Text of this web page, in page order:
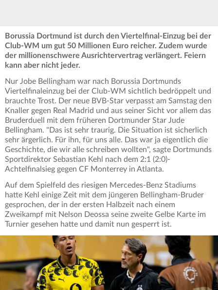
Borussia Dortmund ist durch den Viertelfinal-Einzug bei der
Club-WM um gut 50 Millionen Euro reicher. Zudem wurde
der millionenschwere Ausrichtervertrag verlängert. Feiern
kann aber nicht jeder.
Nur Jobe Bellingham war nach Borussia Dortmunds
Viertelfinaleinzug bei der Club-WM sichtlich bedröppelt und
brauchte Trost. Der neue BVB-Star verpasst am Samstag den
Knaller gegen Real Madrid und aus seiner Sicht vor allem das
Bruderduell mit dem früheren Dortmunder Star Jude
Bellingham. "Das ist sehr traurig. Die Situation ist sicherlich
sehr ärgerlich. Für ihn, für uns alle. Das war ja eigentlich die
Geschichte, die wir alle schreiben wollten", sagte Dortmunds
Sportdirektor Sebastian Kehl nach dem 2:1 (2:0)-
Achtelfinalsieg gegen CF Monterrey in Atlanta.
Auf dem Spielfeld des riesigen Mercedes-Benz Stadiums
hatte Kehl einige Zeit mit dem jüngeren Bellingham-Bruder
gesprochen, der in der ersten Halbzeit nach einem
Zweikampf mit Nelson Deossa seine zweite Gelbe Karte im
Turnier gesehen hatte und damit nun gesperrt ist.